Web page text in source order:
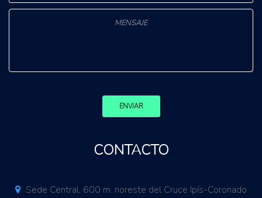
ENVIAR
CONTACTO
Sede Central. 600 m. noreste del Cruce Ipís-Coronado